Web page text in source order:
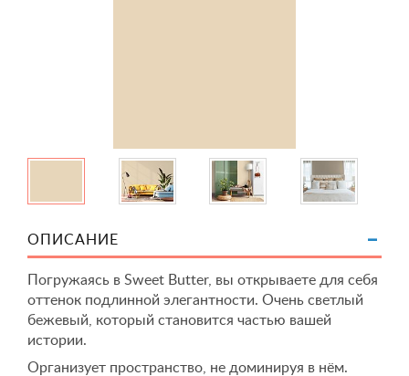
ОПИСАНИЕ
Погружаясь в Sweet Butter, вы открываете для себя
оттенок подлинной элегантности. Очень светлый
бежевый, который становится частью вашей
истории.
Организует пространство, не доминируя в нём.